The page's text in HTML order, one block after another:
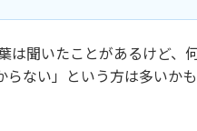
は聞いたことがあるけど、
らない」という方は多いか